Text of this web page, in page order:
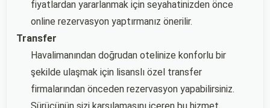
fiyatlardan yararlanmak için seyahatinizden önce
online rezervasyon yaptırmanız önerilir.
Transfer
Havalimanından doğrudan otelinize konforlu bir
şekilde ulaşmak için lisanslı özel transfer
firmalarından önceden rezervasyon yapabilirsiniz.